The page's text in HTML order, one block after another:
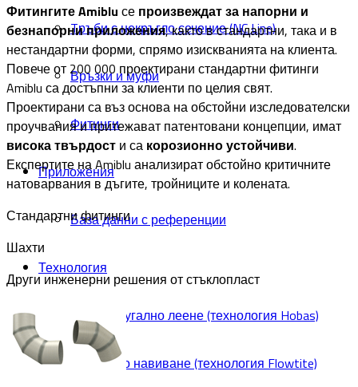
Tръби с некръгло сечение (NC Line)
Връзки и муфи
Фитинги
Приложения
База данни с референции
Технология
Центрофугално леене (технология Hobas)
Спирално навиване (технология Flowtite)
Фитингите Amiblu се произвеждат за напорни и
безнапорни приложения, както в стандартни, така и в
нестандартни форми, спрямо изискванията на клиента.
Повече от 200 000 проектирани стандартни фитинги
Amiblu са достъпни за клиенти по целия свят.
Проектирани са въз основа на обстойни изследователски
проучвания и притежават патентовани концепции, имат
висока твърдост и са корозионно устойчиви.
Експертите на Amiblu анализират обстойно критичните
натоварвания в дъгите, тройниците и колената.
Стандартни фитинги
Шахти
Други инженерни решения от стъклопласт